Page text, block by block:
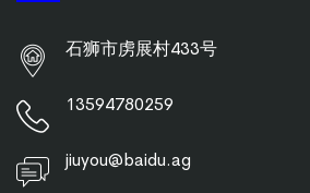
石狮市虏展村433号
13594780259
jiuyou@baidu.ag